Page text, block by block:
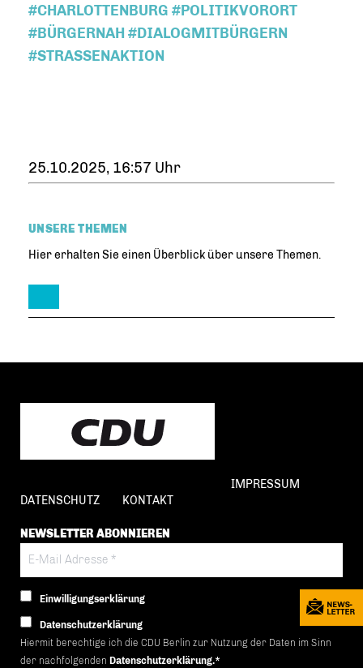
#CHARLOTTENBURG #POLITIKVORORT
#BÜRGERNAH #DIALOGMITBÜRGERN
#STRASSENAKTION
25.10.2025, 16:57 Uhr
UNSERE THEMEN
Hier erhalten Sie einen Überblick über unsere Themen.
IMPRESSUM
DATENSCHUTZ
KONTAKT
NEWSLETTER ABONNIEREN
Einwilligungserklärung
Datenschutzerklärung
Hiermit berechtige ich die CDU Berlin zur Nutzung der Daten im Sinn
der nachfolgenden Datenschutzerklärung.*